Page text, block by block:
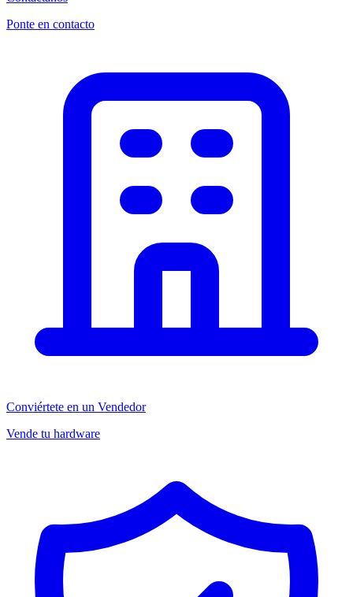
Ponte en contacto
Conviértete en un Vendedor
Vende tu hardware